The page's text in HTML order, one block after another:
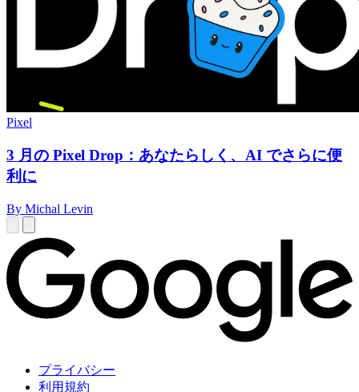
Pixel
3 月の Pixel Drop：あなたらしく、AI でさらに便
利に
By Michal Levin
プライバシー
利用規約